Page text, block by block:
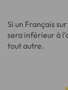
Si un Français
sera inférieur à
tout autre.